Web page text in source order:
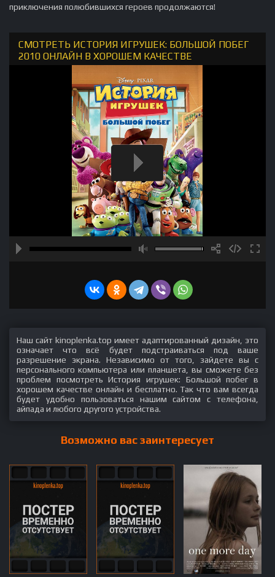
приключения полюбившихся героев продолжаются!
СМОТРЕТЬ ИСТОРИЯ ИГРУШЕК: БОЛЬШОЙ ПОБЕГ
2010 ОНЛАЙН В ХОРОШЕМ КАЧЕСТВЕ
Наш сайт kinoplenka.top имеет адаптированный дизайн, это
означает что всё будет подстраиваться под ваше
разрешение экрана. Независимо от того, зайдете вы с
персонального компьютера или планшета, вы сможете без
проблем посмотреть История игрушек: Большой побег в
хорошем качестве онлайн и бесплатно. Так что вам всегда
будет удобно пользоваться нашим сайтом с телефона,
айпада и любого другого устройства.
Возможно вас заинтересует